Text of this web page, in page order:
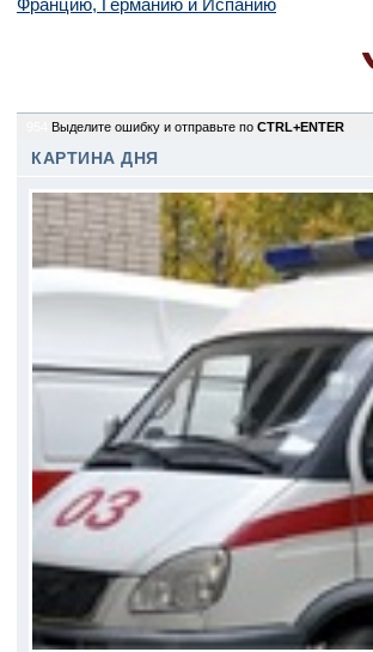
Францию, Германию и Испанию
Выделите ошибку и отправьте по CTRL+ENTER
КАРТИНА ДНЯ